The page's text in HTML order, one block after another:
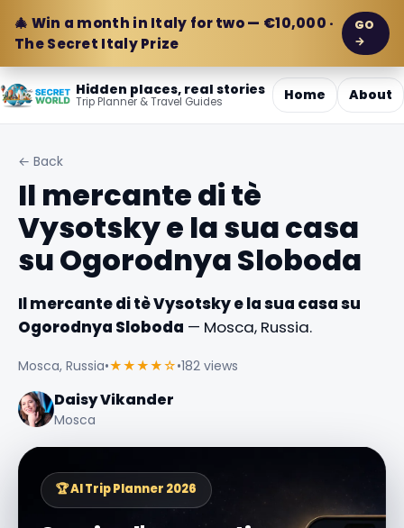
🎄 Win a month in Italy for two — €10,000 ·
The Secret Italy Prize
GO
→
Hidden places, real stories
Trip Planner & Travel Guides Home About
← Back
Il mercante di tè
Vysotsky e la sua casa
su Ogorodnya Sloboda
Il mercante di tè Vysotsky e la sua casa su
Ogorodnya Sloboda — Mosca, Russia.
Mosca, Russia•★★★★☆•182 views
Daisy Vikander
Mosca
🏆 AI Trip Planner 2026